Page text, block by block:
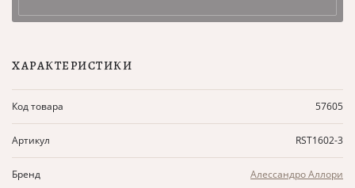
ХАРАКТЕРИСТИКИ
Код товара 57605
Артикул RST1602-3
Бренд Алессандро Аллори